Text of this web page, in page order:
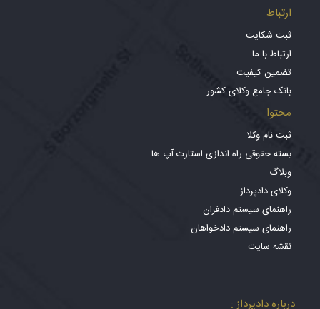
ارتباط
ثبت شکایت
ارتباط با ما
تضمین کیفیت
بانک جامع وکلای کشور
محتوا
ثبت نام وکلا
بسته حقوقی راه اندازی استارت آپ ها
وبلاگ
وکلای دادپرداز
راهنمای سیستم دادفران
راهنمای سیستم دادخواهان
نقشه سایت
درباره دادپرداز :